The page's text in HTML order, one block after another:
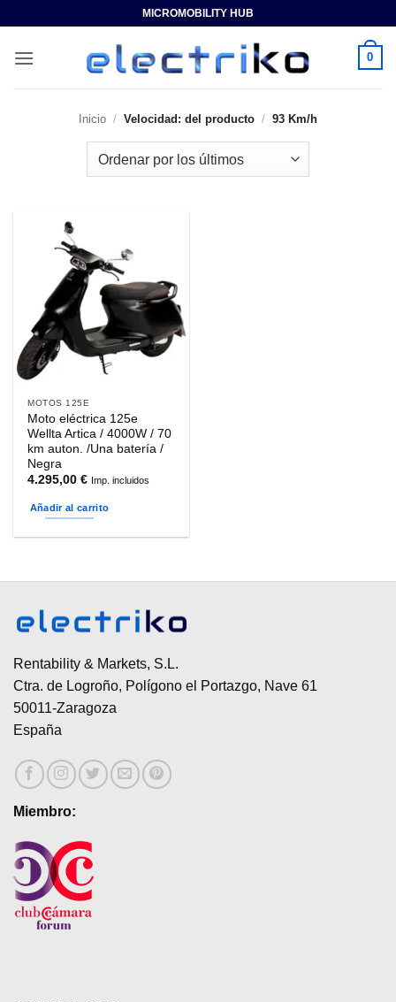
contenido
MICROMOBILITY HUB
0
Inicio / Velocidad: del producto / 93 Km/h
MOTOS 125E
Moto eléctrica 125e
Wellta Artica / 4000W / 70
km auton. /Una batería /
Negra
4.295,00€ Imp. incluidos
Añadir al carrito
Rentability & Markets, S.L.
Ctra. de Logroño, Polígono el Portazgo, Nave 61
50011-Zaragoza
España
Miembro: